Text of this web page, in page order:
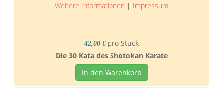
42,00 € pro Stück
Die 30 Kata des Shotokan Karate
In den Warenkorb
Weitere Informationen | Impressum